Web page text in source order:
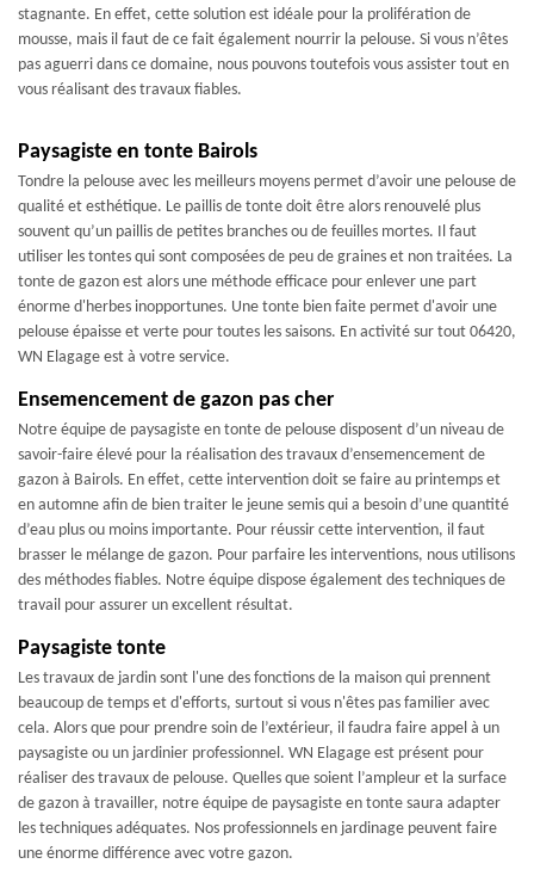
stagnante. En effet, cette solution est idéale pour la prolifération de
mousse, mais il faut de ce fait également nourrir la pelouse. Si vous n’êtes
pas aguerri dans ce domaine, nous pouvons toutefois vous assister tout en
vous réalisant des travaux fiables.
Paysagiste en tonte Bairols
Tondre la pelouse avec les meilleurs moyens permet d’avoir une pelouse de
qualité et esthétique. Le paillis de tonte doit être alors renouvelé plus
souvent qu’un paillis de petites branches ou de feuilles mortes. Il faut
utiliser les tontes qui sont composées de peu de graines et non traitées. La
tonte de gazon est alors une méthode efficace pour enlever une part
énorme d'herbes inopportunes. Une tonte bien faite permet d'avoir une
pelouse épaisse et verte pour toutes les saisons. En activité sur tout 06420,
WN Elagage est à votre service.
Ensemencement de gazon pas cher
Notre équipe de paysagiste en tonte de pelouse disposent d’un niveau de
savoir-faire élevé pour la réalisation des travaux d’ensemencement de
gazon à Bairols. En effet, cette intervention doit se faire au printemps et
en automne afin de bien traiter le jeune semis qui a besoin d’une quantité
d’eau plus ou moins importante. Pour réussir cette intervention, il faut
brasser le mélange de gazon. Pour parfaire les interventions, nous utilisons
des méthodes fiables. Notre équipe dispose également des techniques de
travail pour assurer un excellent résultat.
Paysagiste tonte
Les travaux de jardin sont l'une des fonctions de la maison qui prennent
beaucoup de temps et d'efforts, surtout si vous n'êtes pas familier avec
cela. Alors que pour prendre soin de l’extérieur, il faudra faire appel à un
paysagiste ou un jardinier professionnel. WN Elagage est présent pour
réaliser des travaux de pelouse. Quelles que soient l’ampleur et la surface
de gazon à travailler, notre équipe de paysagiste en tonte saura adapter
les techniques adéquates. Nos professionnels en jardinage peuvent faire
une énorme différence avec votre gazon.